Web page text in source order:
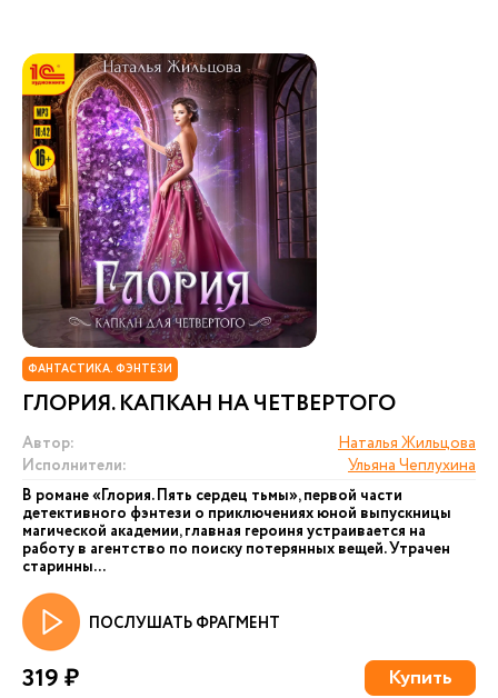
ФАНТАСТИКА. ФЭНТЕЗИ
ГЛОРИЯ. КАПКАН НА ЧЕТВЕРТОГО
Автор:
Наталья Жильцова
Исполнители:
Ульяна Чеплухина
В романе «Глория. Пять сердец тьмы», первой части
детективного фэнтези о приключениях юной выпускницы
магической академии, главная героиня устраивается на
работу в агентство по поиску потерянных вещей. Утрачен
старинны...
ПОСЛУШАТЬ ФРАГМЕНТ
319 ₽ Купить